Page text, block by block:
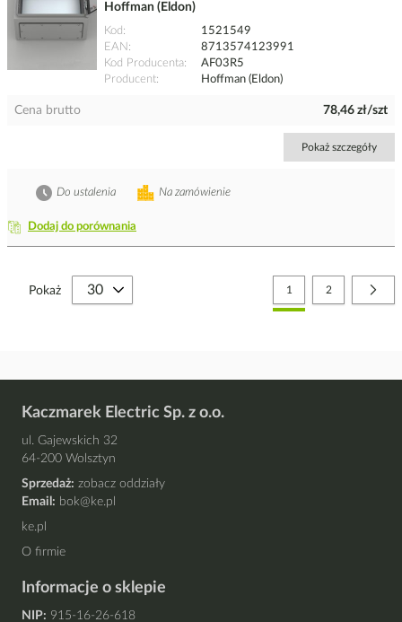
Hoffman (Eldon)
Kod
1521549
EAN
8713574123991
Kod Producenta
AF03R5
Producent
Hoffman (Eldon)
Cena brutto 78,46 zł/szt
Pokaż szczegóły
Dodaj do porównania
Na zamówienie
Do ustalenia
Strona
Aktualnie czytasz stronę
1 Strona
2
Pokaż
Kaczmarek Electric Sp. z o.o.
ul. Gajewskich 32
64-200 Wolsztyn
Sprzedaż: zobacz oddziały
Email: bok@ke.pl
ke.pl
O firmie
Informacje o sklepie
NIP: 915-16-26-618